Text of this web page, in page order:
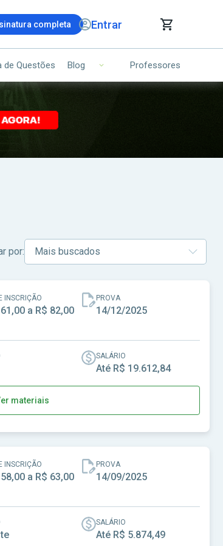
completa Entrar
ainda está vazio.
de Questões Blog Professores
por:
INSCRIÇÃO
a R$ 82,00
PROVA
14/12/2025
SALÁRIO
Até R$ 19.612,84
materiais
INSCRIÇÃO
a R$ 63,00
PROVA
14/09/2025
SALÁRIO
Até R$ 5.874,49